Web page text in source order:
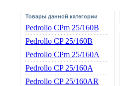
Товары данной категории
Pedrollo CPm 25/160B
Pedrollo CP 25/160B
Pedrollo CPm 25/160A
Pedrollo CP 25/160A
Pedrollo CP 25/160AR